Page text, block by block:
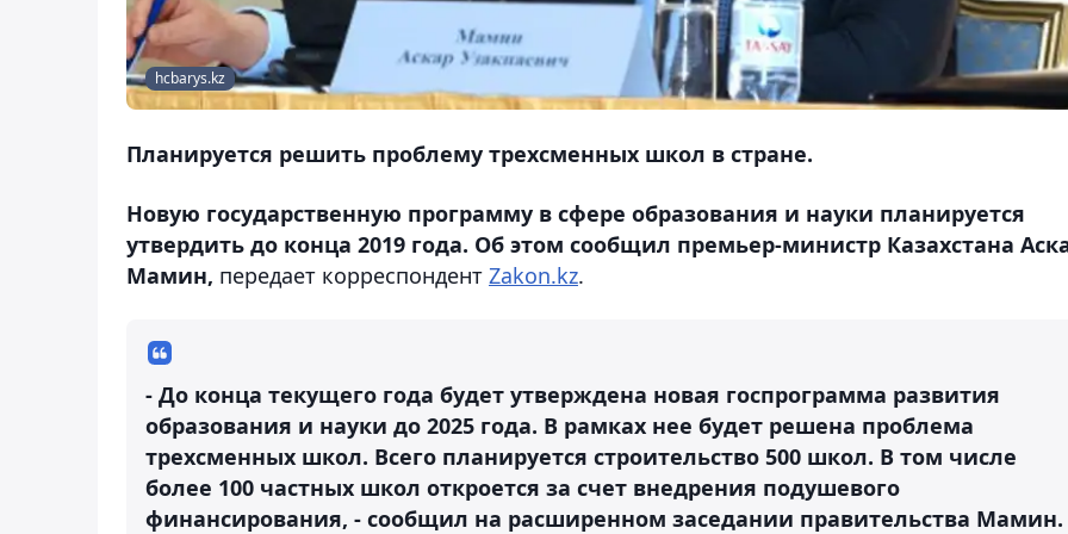
hcbarys.kz
Планируется решить проблему трехсменных школ в стране.
Новую государственную программу в сфере образования и науки планируется
утвердить до конца 2019 года. Об этом сообщил премьер-министр Казахстана
Мамин, передает корреспондент Zakon.kz.
- До конца текущего года будет утверждена новая госпрограмма развития
образования и науки до 2025 года. В рамках нее будет решена проблема
трехсменных школ. Всего планируется строительство 500 школ. В том числе
более 100 частных школ откроется за счет внедрения подушевого
финансирования, - сообщил на расширенном заседании правительства Мамин.